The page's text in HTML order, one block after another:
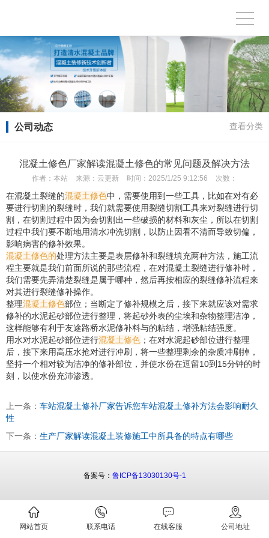
公司动态 查看分类
混凝土修色厂家解读混凝土修色的常见问题及解决方法
作者： 本站 来源： 云更新 时间： 2025/1/25 9:12:56 次数：
在混凝土裂缝的混凝土修色中，需要使用到一些工具，比如在对有必
要进行切割的裂缝时，我们就需要使用裂缝切割工具来对裂缝进行切
割，在切割过程中因为会切割出一些破损的材料和灰尘，所以在切割
过程中我们要不断地用清水冲洗切割，以防止因看不清而导致切偏，
影响病害的修补效果。
混凝土修色的处理方法主要是表层修补和裂缝填充两种方法，施工流
程主要就是我们前面所说的那些流程，在对混凝土裂缝进行修补时，
我们需要先弄清楚裂缝是属于哪种，然后再按相应的裂缝修补流程来
对其进行裂缝修补操作。
整理混凝土修色部位；当断定了修补规模之后，接下来就应该对需求
修补的水泥起砂部位进行整理，将起砂外表的尘埃和杂物整理洁净，
这样能够有利于友途路桥水泥修补料与的粘结，增强粘结强度。
用水对水泥起砂部位进行混凝土修色 ；在对水泥起砂部位进行整理
后，接下来用高压水抢对进行冲刷，将一些整理剩余的杂质冲刷掉，
坚持一个相对较为洁净的修补部位，并使水份在逗留10到15分钟的时
刻，以使水份充沛渗透。
上一条： 车站混凝土修补厂家告诉您车站混凝土修补方法会影响耐久
性
下一条： 生产厂家解读混凝土装修施工中所具备的特点有哪些
网站首页 联系电话 在线客服 公司地址
备案号： 鲁ICP备13030130号-1